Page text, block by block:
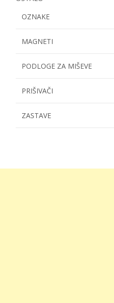
OZNAKE
MAGNETI
PODLOGE ZA MIŠEVE
PRIŠIVAČI
ZASTAVE